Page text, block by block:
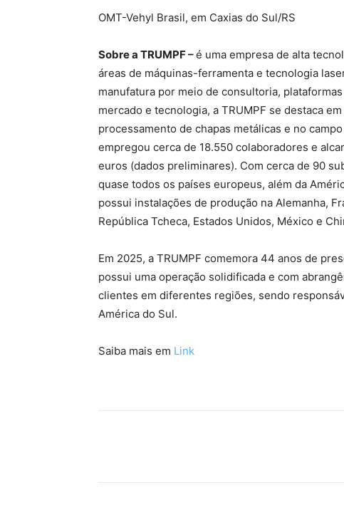
OMT-Vehyl Brasil, em Caxias do Sul/RS
Sobre a TRUMPF –é uma empresa de alta
áreas de máquinas-ferramenta e tecnologia
manufatura por meio de consultoria,
mercado e tecnologia, a TRUMPF se destaca
processamento de chapas metálicas e no
empregou cerca de 18.550 colaboradores e
euros (dados preliminares). Com cerca de 90
quase todos os países europeus, além da
possui instalações de produção na Alemanha,
República Tcheca, Estados Unidos, México e
Em 2025, a TRUMPF comemora 44 anos de
possui uma operação solidificada e com
clientes em diferentes regiões, sendo
América do Sul.
Saiba mais em Link